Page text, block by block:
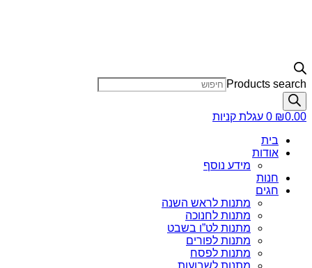
Products search
₪0.00
0 עגלת קניות
בית
אודות
מידע נוסף
חנות
חגים
מתנות לראש השנה
מתנות לחנוכה
מתנות לט”ו בשבט
מתנות לפורים
מתנות לפסח
מתנות לשבועות